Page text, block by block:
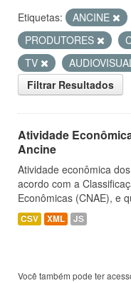
Etiquetas: ANCINE
PRODUTORES
TV
Filtrar Resultados
Atividade
Ancine
Atividade econômica
acordo com a
Econômicas (CNAE), e
CSV XML JS
Você também pode ter